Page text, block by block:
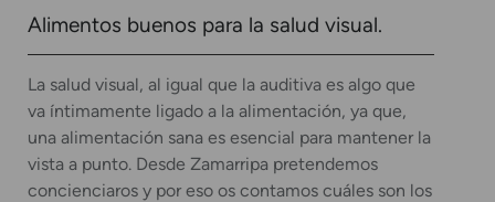
Alimentos buenos para la salud visual.
La salud visual, al igual que la auditiva es algo que
va íntimamente ligado a la alimentación, ya que,
una alimentación sana es esencial para mantener la
vista a punto. Desde Zamarripa pretendemos
concienciaros y por eso os contamos cuáles son los